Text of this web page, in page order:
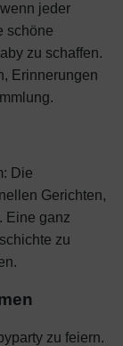
jeder
schöne
zu schaffen.
Erinnerungen
Die
Gerichten,
Eine ganz
zu
zu feiern.